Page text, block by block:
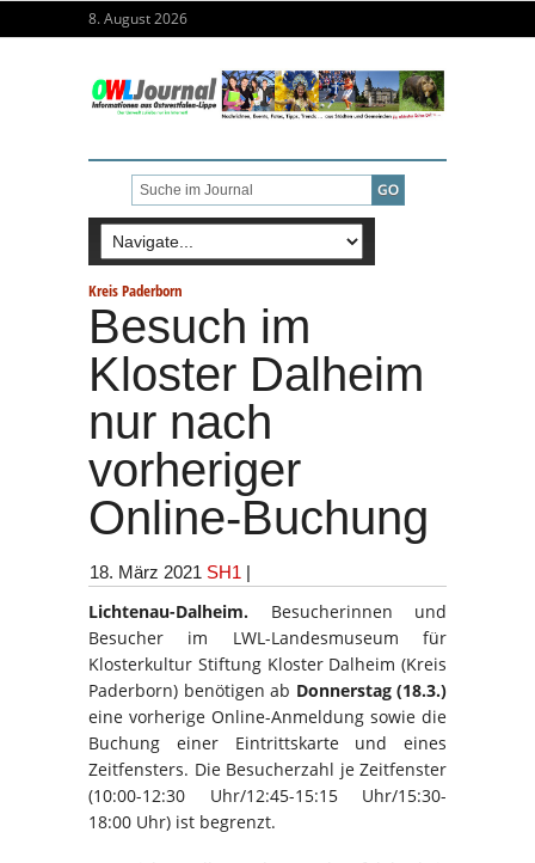
8. August 2026
Kreis Paderborn
Besuch im
Kloster Dalheim
nur nach
vorheriger
Online-Buchung
18. März 2021 SH1 |
Lichtenau-Dalheim. Besucherinnen und
Besucher im LWL-Landesmuseum für
Klosterkultur Stiftung Kloster Dalheim (Kreis
Paderborn) benötigen ab Donnerstag (18.3.)
eine vorherige Online-Anmeldung sowie die
Buchung einer Eintrittskarte und eines
Zeitfensters. Die Besucherzahl je Zeitfenster
(10:00-12:30 Uhr/12:45-15:15 Uhr/15:30-
18:00 Uhr) ist begrenzt.